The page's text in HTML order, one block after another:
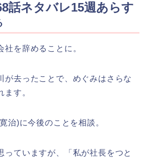
話ネタバレ15週あらす
を辞めることに。
が去ったことで、めぐみはさらな
ます。
治)に今後のことを相談。
っていますが、「私が社長をつと